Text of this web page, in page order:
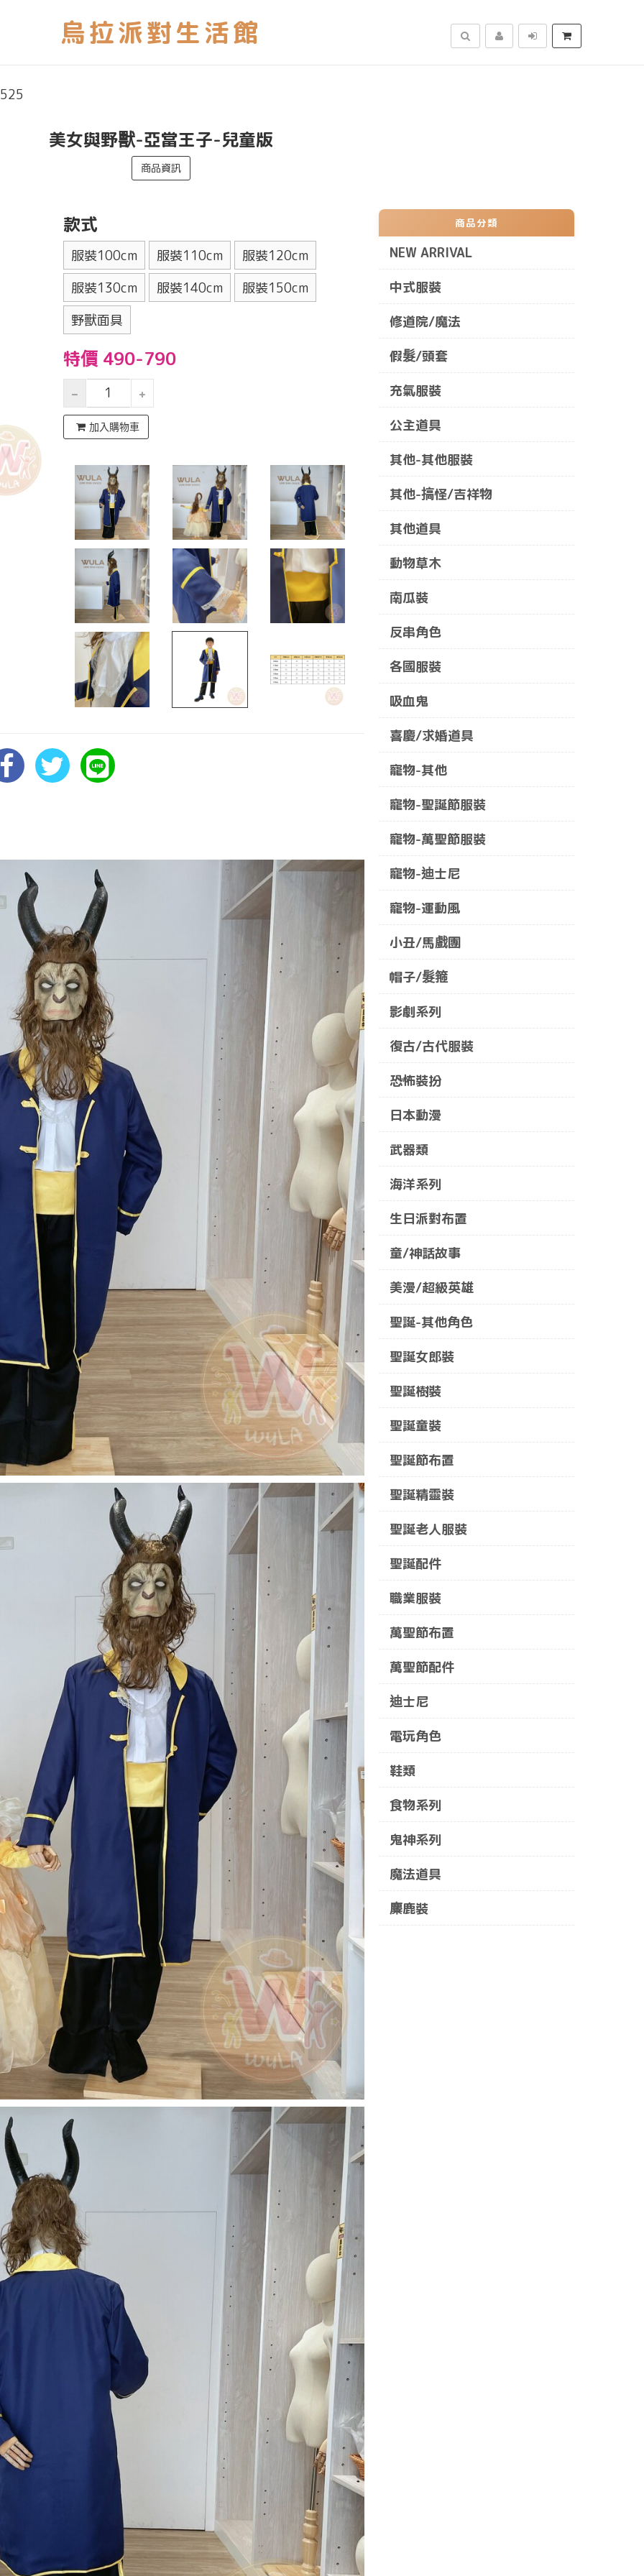
搜尋
美女與野獸-亞當王子-兒童版
商品資訊
款式
服裝100cm 服裝110cm
服裝120cm
服裝130cm
服裝140cm
服裝150cm
野獸面具
特價 490-790
加入購物車
商品分類
NEW ARRIVAL
中式服裝
修道院/魔法
假髮/頭套
充氣服裝
公主道具
其他-其他服裝
其他-搞怪/吉祥物
其他道具
動物草木
南瓜裝
反串角色
各國服裝
吸血鬼
喜慶/求婚道具
寵物-其他
寵物-聖誕節服裝
寵物-萬聖節服裝
寵物-迪士尼
寵物-運動風
小丑/馬戲團
帽子/髮箍
影劇系列
復古/古代服裝
恐怖裝扮
日本動漫
武器類
海洋系列
生日派對布置
童/神話故事
美漫/超級英雄
聖誕-其他角色
聖誕女郎裝
聖誕樹裝
聖誕童裝
聖誕節布置
聖誕精靈裝
聖誕老人服裝
聖誕配件
職業服裝
萬聖節布置
萬聖節配件
迪士尼
電玩角色
鞋類
食物系列
鬼神系列
魔法道具
麋鹿裝